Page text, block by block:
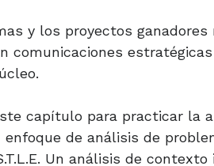
y los proyectos
comunicaciones
capítulo para practicar la
de análisis de
Un análisis de